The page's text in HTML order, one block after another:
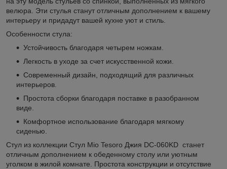
велюра. Эти стулья станут отличным дополнением к вашему
интерьеру и придадут вашей кухне уют и стиль.
Особенности стула:
Устойчивость благодаря четырем ножкам.
Легкость в уходе за счет искусственной кожи.
Современный дизайн, подходящий для различных
интерьеров.
Простота сборки благодаря поставке в разобранном
виде.
Комфортное использование благодаря мягкому
сиденью.
Стул из коллекции Стул Mio Tesoro Джия DC-060KD станет
отличным дополнением к обеденному столу или уютным
уголком в жилой комнате. Простота конструкции и отсутствие